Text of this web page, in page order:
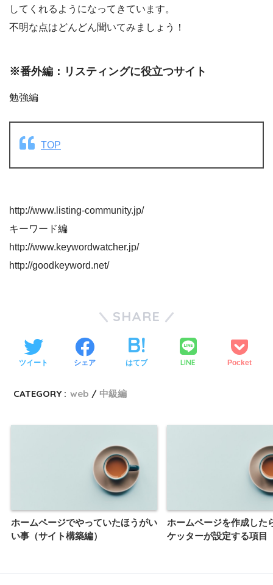
してくれるようになってきています。
不明な点はどんどん聞いてみましょう！
※番外編：リスティングに役立つサイト
勉強編
TOP
http://www.listing-community.jp/
キーワード編
http://www.keywordwatcher.jp/
http://goodkeyword.net/
SHARE
ツイート シェア はてブ LINE Pocket
CATEGORY : web 中級編
ホームページでやっていたほうがい
い事（サイト構築編）
ホームページを作成した
ケッターが設定する項目